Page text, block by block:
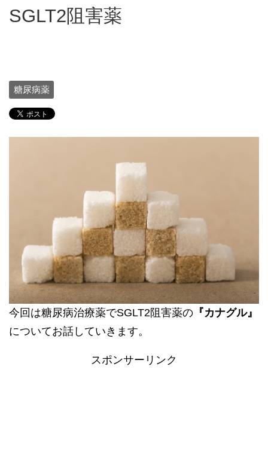
SGLT2阻害薬
糖尿病薬
今回は糖尿病治療薬でSGLT2阻害薬の 『カナグル』
についてお話していきます。
スポンサーリンク